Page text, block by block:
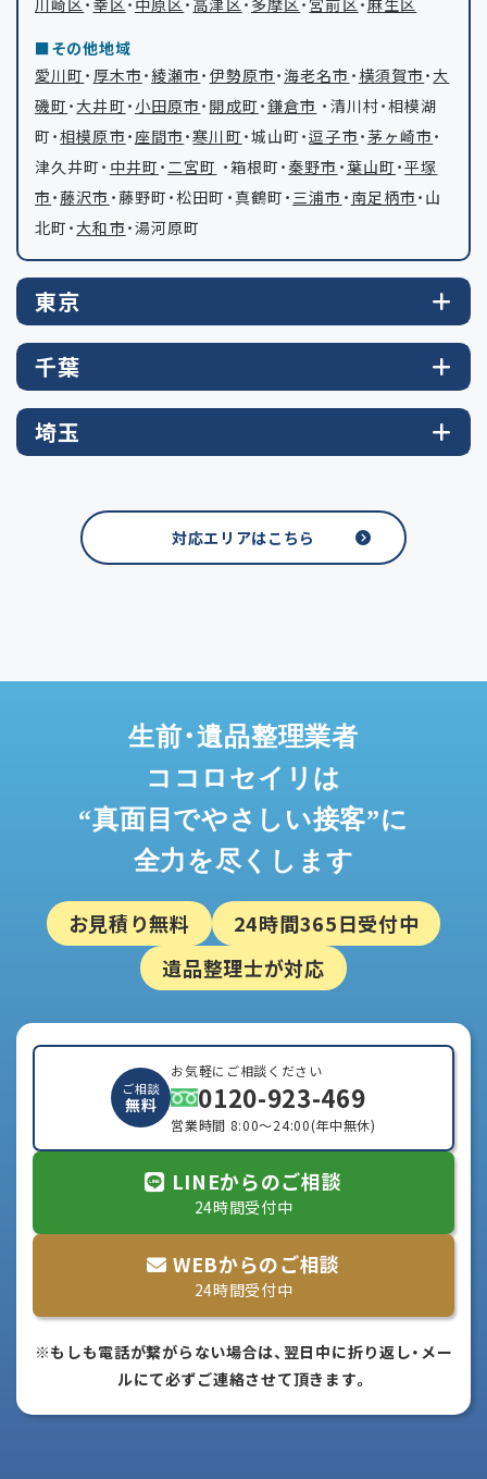
川崎区・ 幸区・ 中原区・ 高津区・ 多摩区・ 宮前区・麻生区
その他地域
愛川町 ・ 厚木市 ・綾瀬市 ・ 伊勢原市 ・海老名市 ・横須賀市 ・大
磯町 ・大井町 ・ 小田原市 ・ 開成町 ・鎌倉市 ・清川村・相模湖
町・相模原市 ・ 座間市 ・寒川町 ・城山町・逗子市 ・茅ヶ崎市 ・
津久井町・ 中井町 ・ 二宮町 ・箱根町・秦野市 ・ 葉山町 ・平塚
市 ・藤沢市 ・藤野町・松田町・真鶴町・ 三浦市 ・ 南足柄市 ・山
北町・大和市 ・湯河原町
東京
千葉
埼玉
対応エリアはこちら
生前・遺品整理業者
ココロセイリは
“真面目でやさしい接客”に
全力を尽くします
お見積り無料
24時間365日受付中
遺品整理士が対応
ご相談
無料
お気軽にご相談ください
0120-923-469
営業時間 8:00～24:00(年中無休)
LINEからのご相談
24時間受付中
WEBからのご相談
24時間受付中
※もしも電話が繋がらない場合は、翌日中に折り返し・メー
ルにて必ずご連絡させて頂きます。